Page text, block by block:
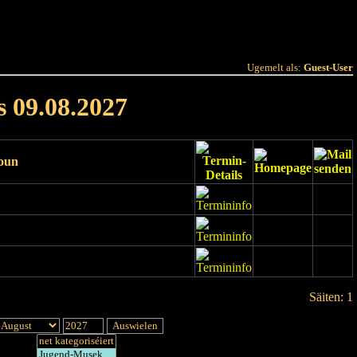
Ugemelt als: Guest-User
09.08.2027
Säiten: 1